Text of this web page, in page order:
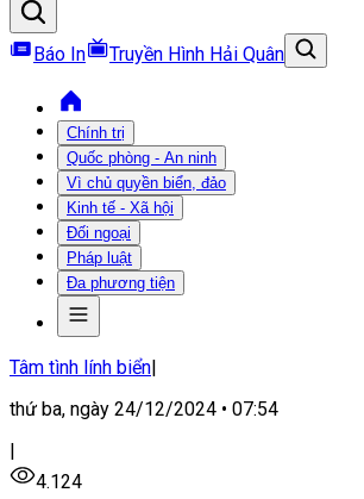
Báo In Truyền Hình Hải Quân
Chính trị
Quốc phòng - An ninh
Vì chủ quyền biển, đảo
Kinh tế - Xã hội
Đối ngoại
Pháp luật
Đa phương tiện
Tâm tình lính biển|
thứ ba, ngày 24/12/2024 • 07:54
|
4.124